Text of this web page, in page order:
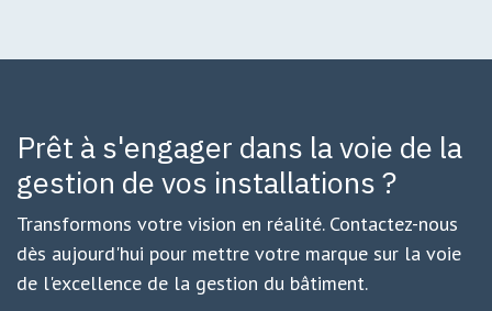
Prêt à s'engager dans la voie de la
gestion de vos installations ?
Transformons votre vision en réalité. Contactez-nous
dès aujourd'hui pour mettre votre marque sur la voie
de l'excellence de la gestion du bâtiment.